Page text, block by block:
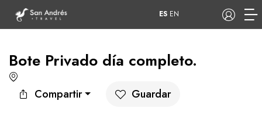
ES EN
Bote Privado día completo.
Compartir Guardar